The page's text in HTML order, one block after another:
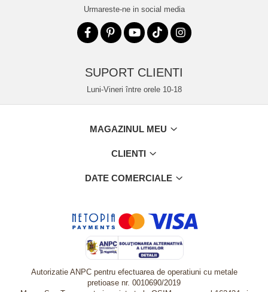
Urmareste-ne in social media
SUPORT CLIENTI
Luni-Vineri între orele 10-18
MAGAZINUL MEU
CLIENTI
DATE COMERCIALE
Autorizatie ANPC pentru efectuarea de operatiuni cu metale
pretioase nr. 0010690/2019